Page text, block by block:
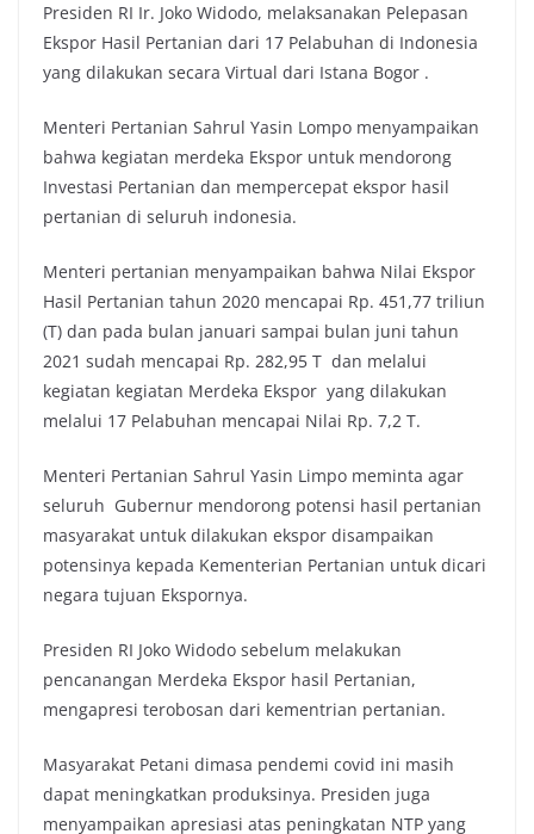
Presiden RI Ir. Joko Widodo, melaksanakan Pelepasan
Ekspor Hasil Pertanian dari 17 Pelabuhan di Indonesia
yang dilakukan secara Virtual dari Istana Bogor .
Menteri Pertanian Sahrul Yasin Lompo menyampaikan
bahwa kegiatan merdeka Ekspor untuk mendorong
Investasi Pertanian dan mempercepat ekspor hasil
pertanian di seluruh indonesia.
Menteri pertanian menyampaikan bahwa Nilai Ekspor
Hasil Pertanian tahun 2020 mencapai Rp. 451,77 triliun
(T) dan pada bulan januari sampai bulan juni tahun
2021 sudah mencapai Rp. 282,95 T dan melalui
kegiatan kegiatan Merdeka Ekspor yang dilakukan
melalui 17 Pelabuhan mencapai Nilai Rp. 7,2 T.
Menteri Pertanian Sahrul Yasin Limpo meminta agar
seluruh Gubernur mendorong potensi hasil pertanian
masyarakat untuk dilakukan ekspor disampaikan
potensinya kepada Kementerian Pertanian untuk dicari
negara tujuan Ekspornya.
Presiden RI Joko Widodo sebelum melakukan
pencanangan Merdeka Ekspor hasil Pertanian,
mengapresi terobosan dari kementrian pertanian.
Masyarakat Petani dimasa pendemi covid ini masih
dapat meningkatkan produksinya. Presiden juga
menyampaikan apresiasi atas peningkatan NTP yang